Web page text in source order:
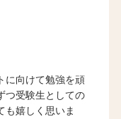
に向けて勉強を頑
つ受験生としての
も嬉しく思いま